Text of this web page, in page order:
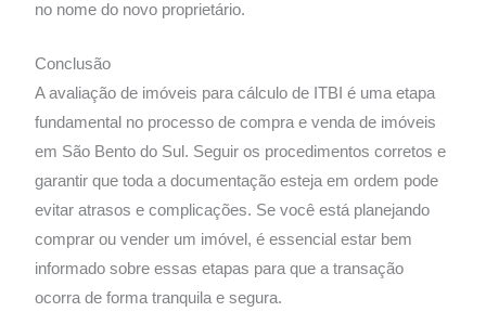
no nome do novo proprietário.
Conclusão
A avaliação de imóveis para cálculo de ITBI é uma etapa
fundamental no processo de compra e venda de imóveis
em São Bento do Sul. Seguir os procedimentos corretos e
garantir que toda a documentação esteja em ordem pode
evitar atrasos e complicações. Se você está planejando
comprar ou vender um imóvel, é essencial estar bem
informado sobre essas etapas para que a transação
ocorra de forma tranquila e segura.